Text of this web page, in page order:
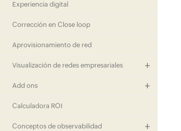
Experiencia digital
Corrección en Close loop
Aprovisionamiento de red
Visualización de redes empresariales
Add ons
Calculadora ROI
Conceptos de observabilidad